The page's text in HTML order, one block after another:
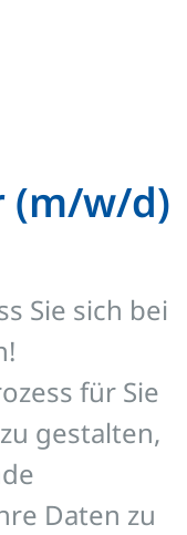
(m/w/d)
Sie sich bei
für Sie
gestalten,
Daten zu